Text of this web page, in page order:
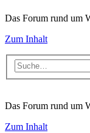
Das Forum rund um
Zum Inhalt
Das Forum rund um
Zum Inhalt